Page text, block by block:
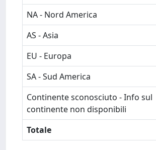
NA - Nord America
AS - Asia
EU - Europa
SA - Sud America
Continente sconosciuto - Info sul
continente non disponibili
Totale